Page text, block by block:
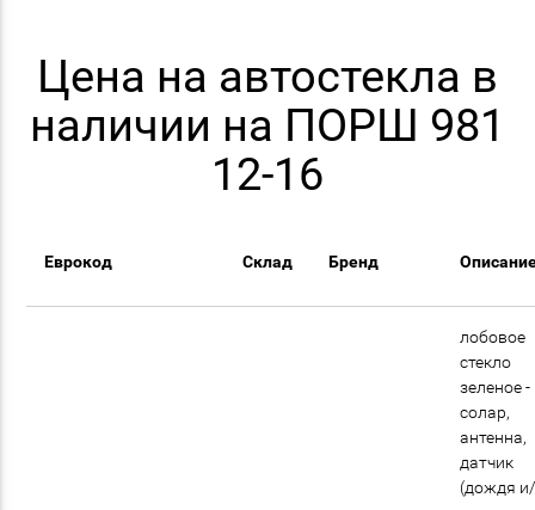
Цена на автостекла в
наличии на ПОРШ 981
12-16
Еврокод Склад Бренд
лобовое
стекло
зеленое -
солар,
антенна,
датчик
(дождя